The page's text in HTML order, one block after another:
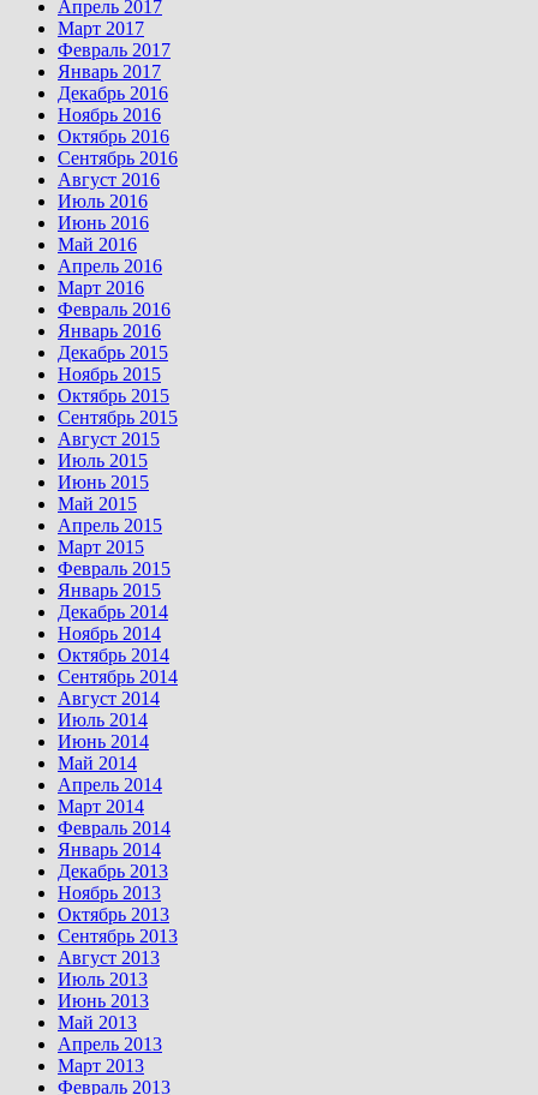
Апрель 2017
Март 2017
Февраль 2017
Январь 2017
Декабрь 2016
Ноябрь 2016
Октябрь 2016
Сентябрь 2016
Август 2016
Июль 2016
Июнь 2016
Май 2016
Апрель 2016
Март 2016
Февраль 2016
Январь 2016
Декабрь 2015
Ноябрь 2015
Октябрь 2015
Сентябрь 2015
Август 2015
Июль 2015
Июнь 2015
Май 2015
Апрель 2015
Март 2015
Февраль 2015
Январь 2015
Декабрь 2014
Ноябрь 2014
Октябрь 2014
Сентябрь 2014
Август 2014
Июль 2014
Июнь 2014
Май 2014
Апрель 2014
Март 2014
Февраль 2014
Январь 2014
Декабрь 2013
Ноябрь 2013
Октябрь 2013
Сентябрь 2013
Август 2013
Июль 2013
Июнь 2013
Май 2013
Апрель 2013
Март 2013
Февраль 2013